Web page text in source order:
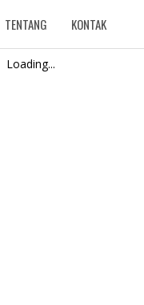
TENTANG KONTAK
Loading...